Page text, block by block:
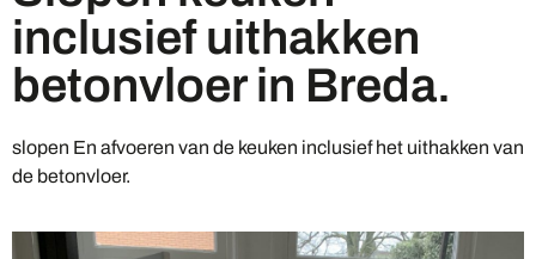
inclusief uithakken
betonvloer in Breda.
slopen En afvoeren van de keuken inclusief het uithakken van
de betonvloer.